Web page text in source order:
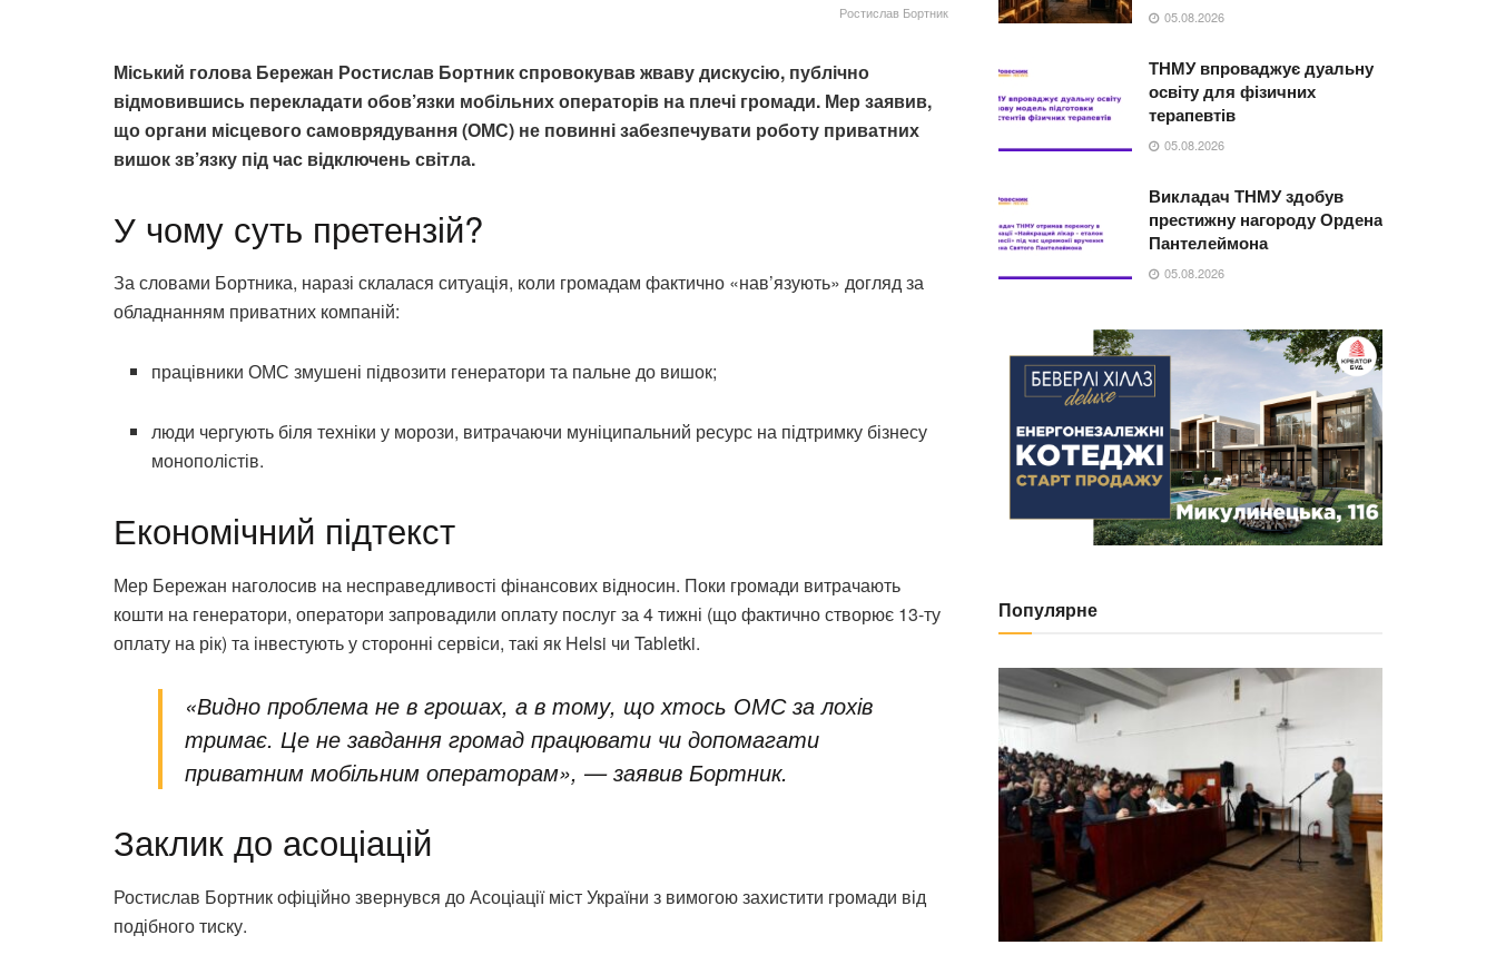
Ростислав Бортник
Міський голова Бережан Ростислав Бортник спровокував жваву дискусію, публічно
відмовившись перекладати обов’язки мобільних операторів на плечі громади. Мер заявив,
що органи місцевого самоврядування (ОМС) не повинні забезпечувати роботу приватних
вишок зв’язку під час відключень світла.
У чому суть претензій?
За словами Бортника, наразі склалася ситуація, коли громадам фактично «нав’язують» догляд за
обладнанням приватних компаній:
працівники ОМС змушені підвозити генератори та пальне до вишок;
люди чергують біля техніки у морози, витрачаючи муніципальний ресурс на підтримку бізнесу
монополістів.
Економічний підтекст
Мер Бережан наголосив на несправедливості фінансових відносин. Поки громади витрачають
кошти на генератори, оператори запровадили оплату послуг за 4 тижні (що фактично створює 13-ту
оплату на рік) та інвестують у сторонні сервіси, такі як Helsi чи Tabletki.
«Видно проблема не в грошах, а в тому, що хтось ОМС за лохів
тримає. Це не завдання громад працювати чи допомагати
приватним мобільним операторам», — заявив Бортник.
Заклик до асоціацій
Ростислав Бортник офіційно звернувся до Асоціації міст України з вимогою захистити громади від
подібного тиску.
05.08.2026
ТНМУ впроваджує дуальну
освіту для фізичних
терапевтів
05.08.2026
Викладач ТНМУ здобув
престижну нагороду Ордена
Пантелеймона
05.08.2026
Популярне